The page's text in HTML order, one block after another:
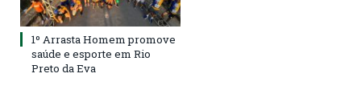
1º Arrasta Homem promove
saúde e esporte em Rio
Preto da Eva